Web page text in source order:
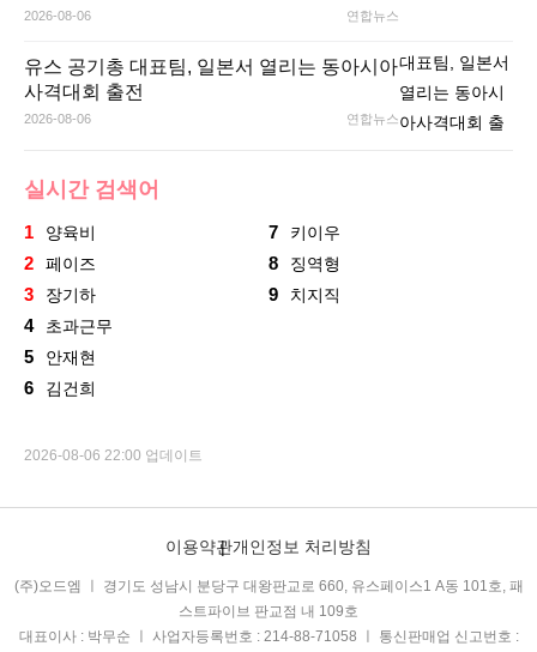
2026-08-06 연합뉴스
유스 공기총 대표팀, 일본서 열리는 동아시아
사격대회 출전
2026-08-06 연합뉴스
실시간 검색어
1 양육비
2 페이즈
3 장기하
4 초과근무
5 안재현
6 김건희
7 키이우
8 징역형
9 치지직
2026-08-06 22:00 업데이트
이용약관개인정보 처리방침
(주)오드엠 ㅣ 경기도 성남시 분당구 대왕판교로 660, 유스페이스1 A동 101호, 패
스트파이브 판교점 내 109호
대표이사 : 박무순 ㅣ 사업자등록번호 : 214-88-71058 ㅣ 통신판매업 신고번호 :